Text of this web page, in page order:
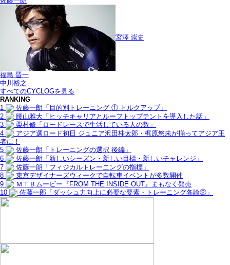
宮澤 崇史
福島 晋一
中川裕之
すべてのCYCLOGを見る
RANKING
1
佐藤一朗「目的別トレーニング ① トルクアップ」
2
腰山雅大「ヒッチキャリアとルーフトップテントを導入した話」
3
栗村修「ロードレースで生活している人の数」
4
アジア選ロード初日 ジュニア沢田桂太郎・梶原悠未が揃ってアジア王
者に！
5
佐藤一朗「トレーニングの選択 後編」
6
佐藤一朗「新しいシーズン・新しい目標・新しいチャレンジ」
7
佐藤一朗「フィジカルトレーニングの指標」
8
東京デザイナーズウィークで自転車イベントが多数開催
9
ＭＴＢムービー『FROM THE INSIDE OUT』まもなく発売
10
佐藤一郎「ダッシュ力向上に必要な要素・トレーニング各論②」